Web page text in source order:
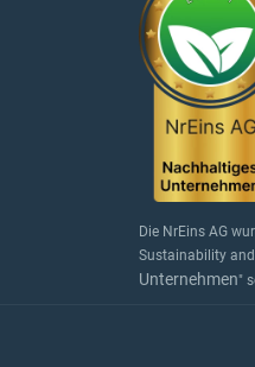
Die NrEins AG
Sustainability
Unternehmen"